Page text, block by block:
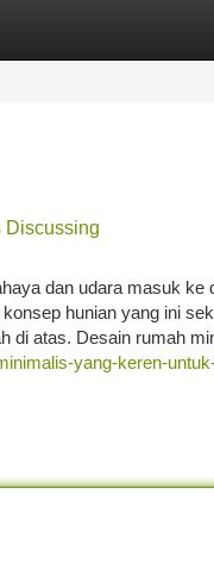
Discussing
dan udara masuk ke
hunian yang ini
di atas. Desain rumah
yang-keren-